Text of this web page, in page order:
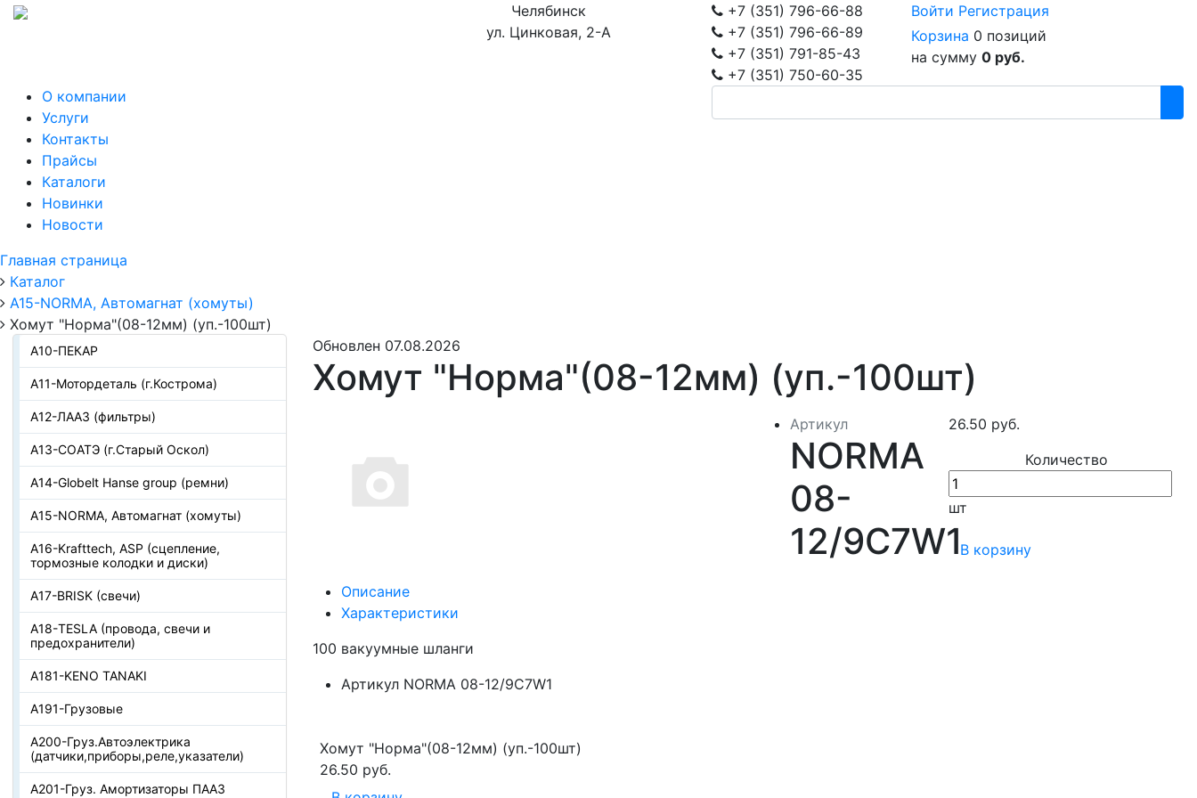
Челябинск
ул. Цинковая, 2-А
+7 (351) 796-66-88
+7 (351) 796-66-89
+7 (351) 791-85-43
+7 (351) 750-60-35
Войти Регистрация
Корзина 0 позиций
на сумму 0 руб.
О компании
Услуги
Контакты
Прайсы
Каталоги
Новинки
Новости
Главная страница
Каталог
А15-NORMA, Автомагнат (хомуты)
Хомут "Норма"(08-12мм) (уп.-100шт)
А10-ПЕКАР
А11-Мотордеталь (г.Кострома)
А12-ЛААЗ (фильтры)
А13-СОАТЭ (г.Старый Оскол)
А14-Globelt Hanse group (ремни)
А15-NORMA, Автомагнат (хомуты)
А16-Krafttech, ASP (сцепление,
тормозные колодки и диски)
А17-BRISK (свечи)
А18-TESLA (провода, свечи и
предохранители)
А181-KENO TANAKI
А191-Грузовые
А200-Груз.Автоэлектрика
(датчики,приборы,реле,указатели)
А201-Груз. Амортизаторы ПААЗ
Обновлен 07.08.2026
Хомут "Норма"(08-12мм) (уп.-100шт)
Артикул
NORMA
08-
12/9C7W1
26.50 руб.
Количество
шт
В корзину
Описание
Характеристики
100 вакуумные шланги
Артикул NORMA 08-12/9C7W1
Хомут "Норма"(08-12мм) (уп.-100шт)
26.50 руб.